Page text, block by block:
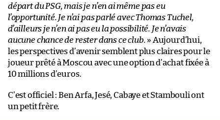
départ du PSG, mais je n’en ai même pas eu
l’opportunité. Je n’ai pas parlé avec Thomas Tuchel,
d’ailleurs je n’en ai pas eu la possibilité. Je n’avais
aucune chance de rester dans ce club. » Aujourd’hui,
les perspectives d’avenir semblent plus claires pour le
joueur prêté à Moscou avec une option d’achat fixée à
10 millions d’euros.
C’est officiel : Ben Arfa, Jesé, Cabaye et Stambouli ont
un petit frère.